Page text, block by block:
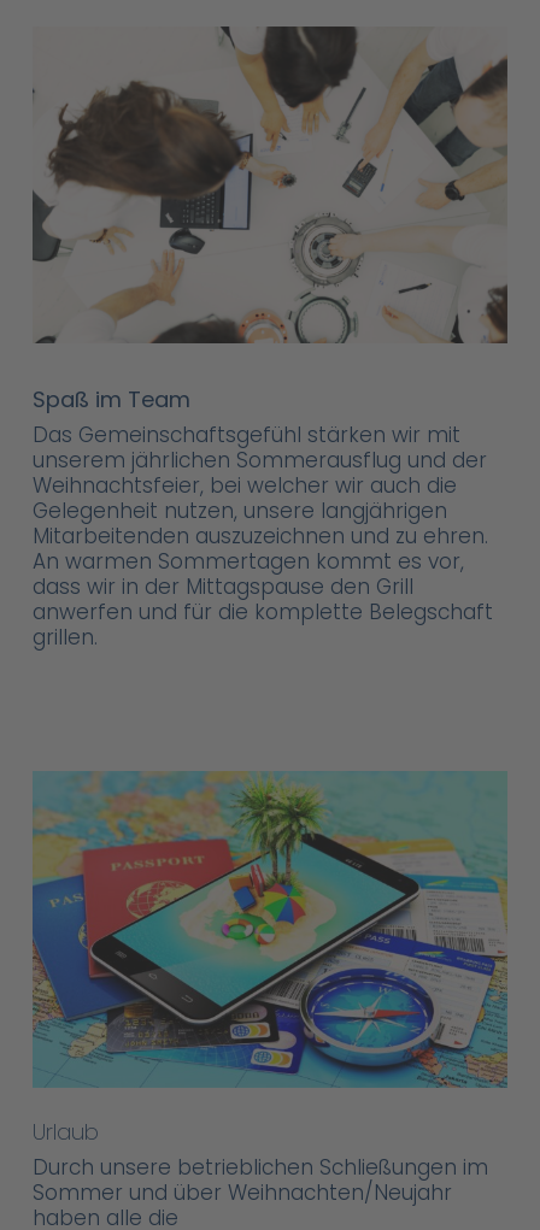
Spaß im Team
Das Gemeinschaftsgefühl stärken wir mit
unserem jährlichen Sommerausflug und der
Weihnachtsfeier, bei welcher wir auch die
Gelegenheit nutzen, unsere langjährigen
Mitarbeitenden auszuzeichnen und zu ehren.
An warmen Sommertagen kommt es vor,
dass wir in der Mittagspause den Grill
anwerfen und für die komplette Belegschaft
grillen.
Urlaub
Durch unsere betrieblichen Schließungen im
Sommer und über Weihnachten/Neujahr
haben alle die